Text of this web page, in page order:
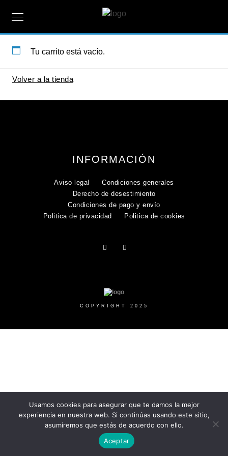
Tu carrito está vacío.
Volver a la tienda
INFORMACIÓN
Aviso legal
Condiciones generales
Derecho de desestimiento
Condiciones de pago y envío
Politica de privacidad
Politica de cookies
COPYRIGHT 2025
Usamos cookies para asegurar que te damos la mejor
experiencia en nuestra web. Si continúas usando este sitio,
asumiremos que estás de acuerdo con ello.
Aceptar